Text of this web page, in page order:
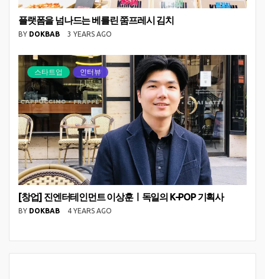
플랫폼을 넘나드는 베를린 쭘프레시 김치
BY DOKBAB 3 YEARS AGO
스타트업 인터뷰
[창업] 진엔터테인먼트 이상훈ㅣ독일의 K-POP 기획사
BY DOKBAB 4 YEARS AGO